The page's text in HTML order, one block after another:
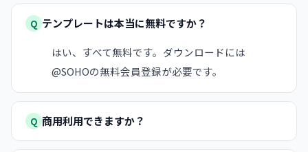
Q テンプレートは本当に無料ですか？
はい、すべて無料です。ダウンロードには
@SOHOの無料会員登録が必要です。
Q 商用利用できますか？